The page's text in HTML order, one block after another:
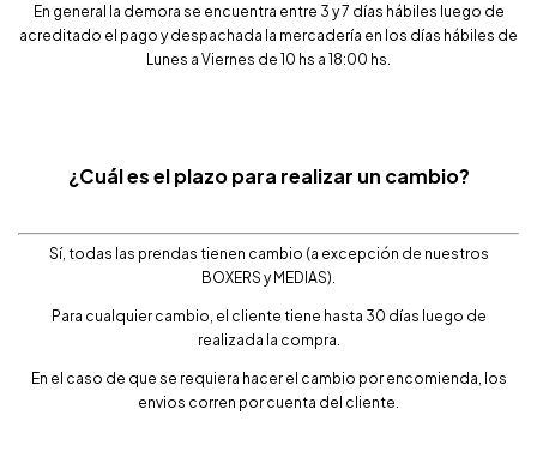
En general la demora se encuentra entre 3 y 7 días hábiles luego de
acreditado el pago y despachada la mercadería en los días hábiles de
Lunes a Viernes de 10 hs a 18:00 hs.
¿Cuál es el plazo para realizar un cambio?
Sí, todas las prendas tienen cambio (a excepción de nuestros
BOXERS y MEDIAS).
Para cualquier cambio, el cliente tiene hasta 30 días luego de
realizada la compra.
En el caso de que se requiera hacer el cambio por encomienda, los
envios corren por cuenta del cliente.